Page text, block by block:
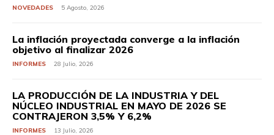
NOVEDADES 5 Agosto, 2026
La inflación proyectada converge a la inflación
objetivo al finalizar 2026
INFORMES 28 Julio, 2026
LA PRODUCCIÓN DE LA INDUSTRIA Y DEL
NÚCLEO INDUSTRIAL EN MAYO DE 2026 SE
CONTRAJERON 3,5% Y 6,2%
INFORMES 13 Julio, 2026